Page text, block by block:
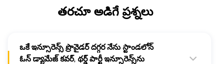
తరచూ అడిగే ప్రశ్నలు
ఒకే ఇన్సూరెన్స్ ప్రొవైడర్ దగ్గర నేను స్టాండలోన్
ఓన్ డ్యామేజ్ కవర్, థర్డ్ పార్టీ ఇన్సూరెన్స్​ను